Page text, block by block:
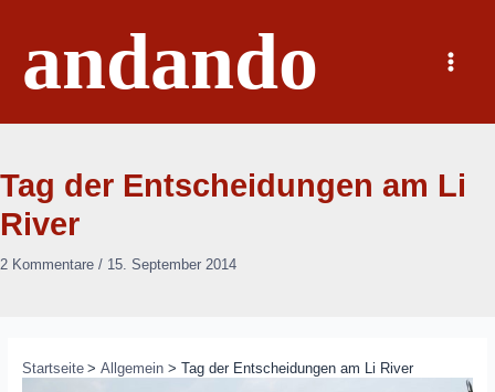
springenandando
Main
Menu
Tag der Entscheidungen am Li
River
2 Kommentare / 15. September 2014
Startseite Allgemein Tag der Entscheidungen am Li River